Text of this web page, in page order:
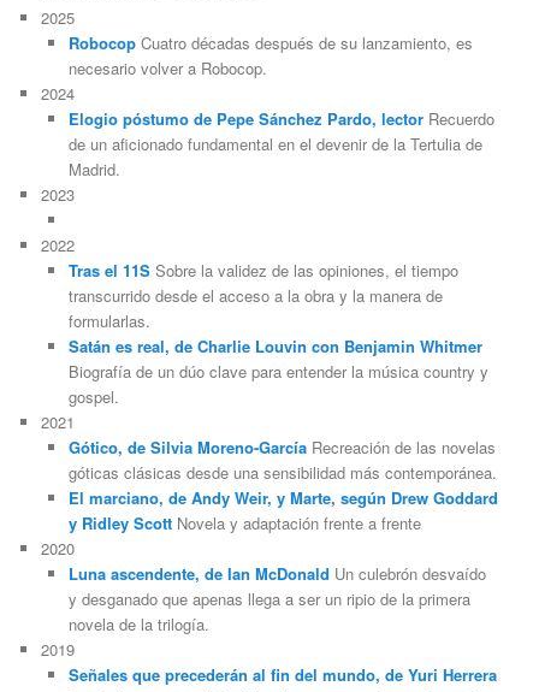
2025
RobocopCuatro décadas después de su lanzamiento, es
necesario volver a Robocop.
2024
Elogio póstumo de Pepe Sánchez Pardo, lectorRecuerdo
de un aficionado fundamental en el devenir de la Tertulia de
Madrid.
2023
2022
Tras el 11SSobre la validez de las opiniones, el tiempo
transcurrido desde el acceso a la obra y la manera de
formularlas.
Satán es real, de Charlie Louvin con Benjamin Whitmer
Biografía de un dúo clave para entender la música country y
gospel.
2021
Gótico, de Silvia Moreno-GarcíaRecreación de las novelas
góticas clásicas desde una sensibilidad más contemporánea.
El marciano, de Andy Weir, y Marte, según Drew Goddard
y Ridley ScottNovela y adaptación frente a frente
2020
Luna ascendente, de Ian McDonald Un culebrón desvaído
y desganado que apenas llega a ser un ripio de la primera
novela de la trilogía.
2019
Señales que precederán al fin del mundo, de Yuri Herrera